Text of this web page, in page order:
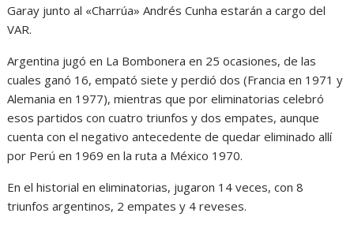
Garay junto al «Charrúa» Andrés Cunha estarán a cargo del
VAR.
Argentina jugó en La Bombonera en 25 ocasiones, de las
cuales ganó 16, empató siete y perdió dos (Francia en 1971 y
Alemania en 1977), mientras que por eliminatorias celebró
esos partidos con cuatro triunfos y dos empates, aunque
cuenta con el negativo antecedente de quedar eliminado allí
por Perú en 1969 en la ruta a México 1970.
En el historial en eliminatorias, jugaron 14 veces, con 8
triunfos argentinos, 2 empates y 4 reveses.